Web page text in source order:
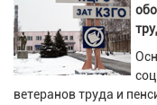
ветеранов труда и